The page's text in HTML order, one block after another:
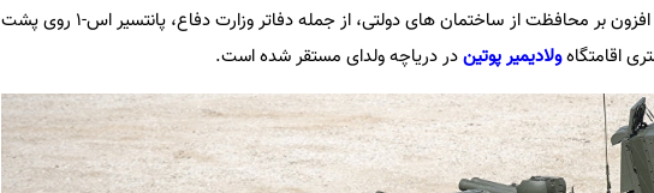
از 6 مه 2024، افزون بر محافظت از ساختمان های دولتی، از جمله دفاتر وزارت دفاع، پانتسیر اس-1 روی پشت
ولادیمیر پوتیندر دریاچه ولدای مستقر شده است.